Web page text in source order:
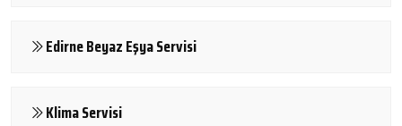
Edirne Beyaz Eşya Servisi
Klima Servisi